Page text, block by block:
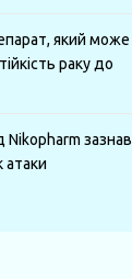
який може
раку до
зазнав